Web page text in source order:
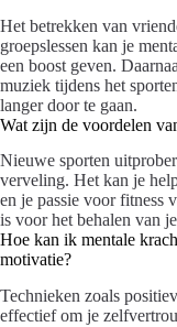
Het betrekken van
groepslessen kan je
een boost geven.
muziek tijdens het
langer door te gaan.
Wat zijn de voordelen
Nieuwe sporten
verveling. Het kan je
en je passie voor fitness
is voor het behalen van
Hoe kan ik mentale
motivatie?
Technieken zoals
effectief om je